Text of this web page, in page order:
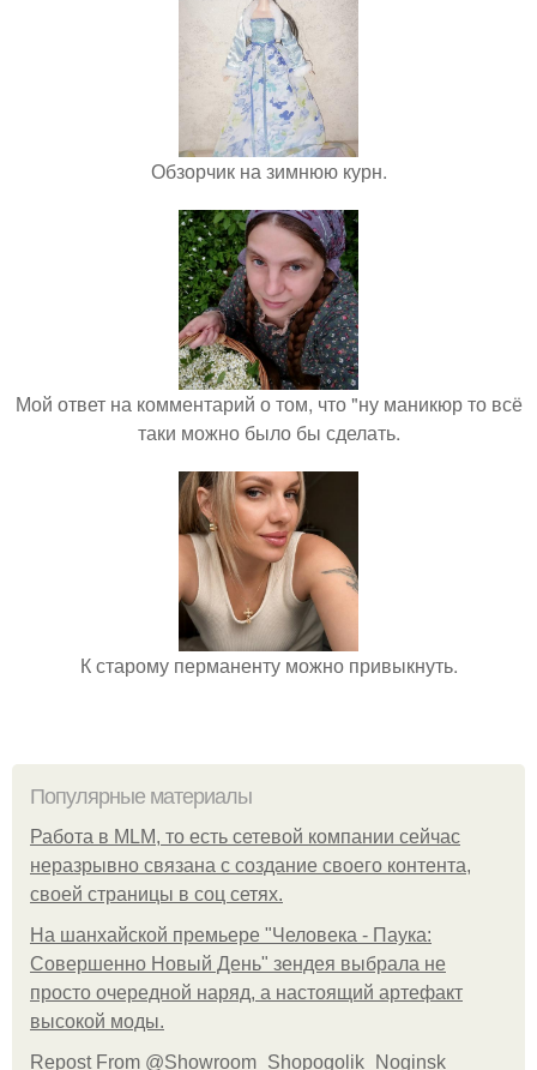
Обзорчик на зимнюю курн.
Мой ответ на комментарий о том, что "ну маникюр то всё
таки можно было бы сделать.
К старому перманенту можно привыкнуть.
Популярные материалы
Работа в MLM, то есть сетевой компании сейчас
неразрывно связана с создание своего контента,
своей страницы в соц сетях.
На шанхайской премьере "Человека - Паука:
Совершенно Новый День" зендея выбрала не
просто очередной наряд, а настоящий артефакт
высокой моды.
Repost From @Showroom_Shopogolik_Noginsk